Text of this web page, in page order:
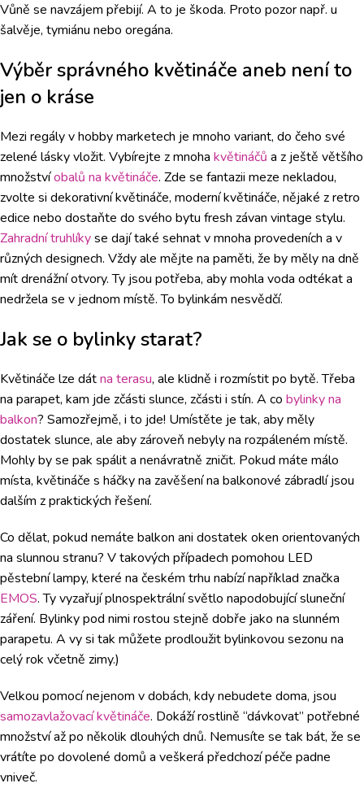
Vůně se navzájem přebijí. A to je škoda. Proto pozor např. u
šalvěje, tymiánu nebo oregána.
Výběr správného květináče aneb není to
jen o kráse
Mezi regály v hobby marketech je mnoho variant, do čeho své
zelené lásky vložit. Vybírejte z mnoha květináčů a z ještě většího
množstvíobalů na květináče. Zde se fantazii meze nekladou,
zvolte si dekorativní květináče, moderní květináče, nějaké z retro
edice nebo dostaňte do svého bytu fresh závan vintage stylu.
Zahradní truhlíkyse dají také sehnat v mnoha provedeních a v
různých designech. Vždy ale mějte na paměti, že by měly na dně
mít drenážní otvory. Ty jsou potřeba, aby mohla voda odtékat a
nedržela se v jednom místě. To bylinkám nesvědčí.
Jak se o bylinky starat?
Květináče lze dátna terasu, ale klidně i rozmístit po bytě. Třeba
na parapet, kam jde zčásti slunce, zčásti i stín. A co bylinky na
balkon? Samozřejmě, i to jde! Umístěte je tak, aby měly
dostatek slunce, ale aby zároveň nebyly na rozpáleném místě.
Mohly by se pak spálit a nenávratně zničit. Pokud máte málo
místa, květináče s háčky na zavěšení na balkonové zábradlí jsou
dalším z praktických řešení.
Co dělat, pokud nemáte balkon ani dostatek oken orientovaných
na slunnou stranu? V takových případech pomohou LED
pěstební lampy, které na českém trhu nabízí například značka
EMOS. Ty vyzařují plnospektrální světlo napodobující sluneční
záření. Bylinky pod nimi rostou stejně dobře jako na slunném
parapetu. A vy si tak můžete prodloužit bylinkovou sezonu na
celý rok včetně zimy.)
Velkou pomocí nejenom v dobách, kdy nebudete doma, jsou
samozavlažovací květináče. Dokáží rostlině “dávkovat” potřebné
množství až po několik dlouhých dnů. Nemusíte se tak bát, že se
vrátíte po dovolené domů a veškerá předchozí péče padne
vniveč.